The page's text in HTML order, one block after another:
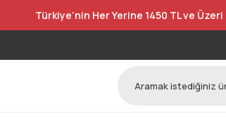
Türkiye’nin Her Yerine 1450 TL ve